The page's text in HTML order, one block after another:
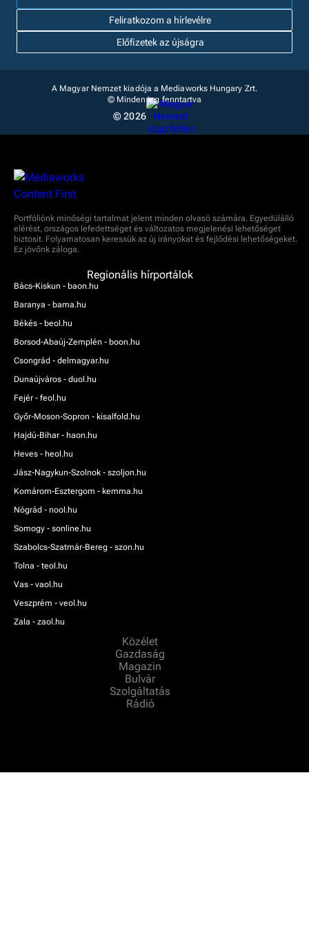
Feliratkozom a hírlevélre
Előfizetek az újságra
A Magyar Nemzet kiadója a Mediaworks Hungary Zrt.
© Minden jog fenntartva
© 2026
Portfóliónk minőségi tartalmat jelent minden olvasó számára. Egyedülálló
elérést, országos lefedettséget és változatos megjelenési lehetőséget
biztosít. Folyamatosan keressük az új irányokat és fejlődési lehetőségeket.
Ez jövőnk záloga.
Regionális hírportálok
Bács-Kiskun - baon.hu
Baranya - bama.hu
Békés - beol.hu
Borsod-Abaúj-Zemplén - boon.hu
Csongrád - delmagyar.hu
Dunaújváros - duol.hu
Fejér - feol.hu
Győr-Moson-Sopron - kisalfold.hu
Hajdú-Bihar - haon.hu
Heves - heol.hu
Jász-Nagykun-Szolnok - szoljon.hu
Komárom-Esztergom - kemma.hu
Nógrád - nool.hu
Somogy - sonline.hu
Szabolcs-Szatmár-Bereg - szon.hu
Tolna - teol.hu
Vas - vaol.hu
Veszprém - veol.hu
Zala - zaol.hu
Közélet
Gazdaság
Magazin
Bulvár
Szolgáltatás
Rádió